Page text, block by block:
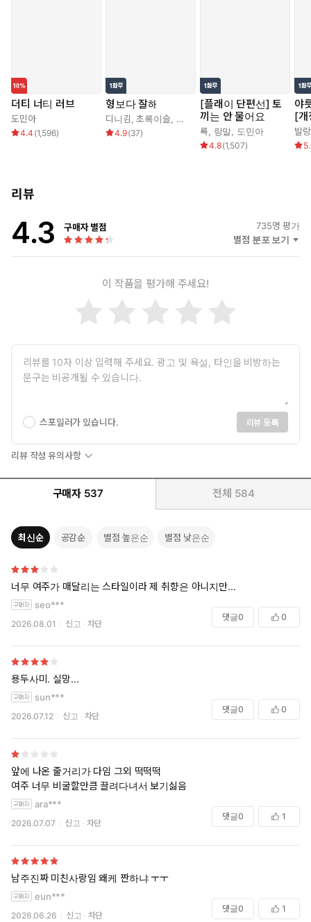
쌕쌕 고른 숨소리를 내뱉는 얼굴을 눈에 담으며 권태하가 천천히
손을 내렸다.
“먹지도 못하는 술은 왜 마셔.”
의 아래에 고스란히 드러났다.
권태하는 가냘픈 목덜미를 부드럽게 쥐었다 폈다.
당장이라도 제 흔적을 남기고 싶은 충동이 아랫배를 지독하게 긁
어 댔다.
깊게 숨을 들이마신 그가 잠들어 있는 아린의 얼굴을 올려다보며
권태하가 히죽, 웃음을 흘렸다.
폐부에 들이차는 윤아린의 살냄새에 머릿속이 들끓기 시작했다.
이번에 잡힌 공주님은, 겨우 엉덩이를 몇 대 때려 주는 걸로 끝나지
않을 테였다.
더티 너티 러브
도민아
4.4 (1,596)
형보다 잘해
디니김,초록이슬, 도민아
4.9(37)
[플래이 단편선] 토
끼는 안 물어요
룍, 랑말, 도민아
4.8(1,507)
야
[개
발랑
리뷰
4.3 구매자 별점 735명 평가
별점 분포 보기
이 작품을 평가해 주세요!
스포일러가 있습니다. 리뷰 등록
리뷰 작성 유의사항
구매자 537 전체 584
최신순 공감순 별점 높은순 별점 낮은순
너무 여주가 매달리는 스타일이라 제 취향은 아니지만...
seo***
2026.08.01 신고 차단
댓글0 0
용두사미. 실망...
sun***
2026.07.12 신고 차단
댓글0 0
앞에 나온 줄거리가 다임 그외 떡떡떡
여주 너무 비굴할만큼 끌려다녀서 보기싫음
ara***
2026.07.07 신고 차단
댓글0 1
남주진짜 미친사랑임 왜케 짠하냐 ㅜㅜ
eun***
2026.06.26 신고 차단
댓글0 1